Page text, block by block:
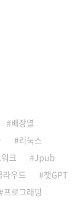
배장열
리눅스
크
Jpub
라우드
챗GPT
프로그래밍